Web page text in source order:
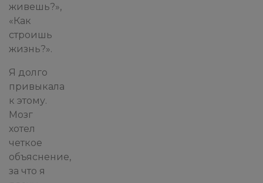
живешь?»,
«Как
строишь
жизнь?».
Я долго
привыкала
к этому.
Мозг
хотел
четкое
объяснение,
за что я